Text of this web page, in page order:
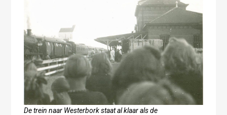
De trein naar Westerbork staat al klaar als de